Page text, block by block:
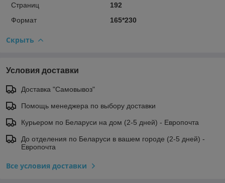
Страниц
192
Формат
165*230
Скрыть
Условия доставки
Доставка "Самовывоз"
Помощь менеджера по выбору доставки
Курьером по Беларуси на дом (2-5 дней) - Европочта
До отделения по Беларуси в вашем городе (2-5 дней) -
Европочта
Все условия доставки